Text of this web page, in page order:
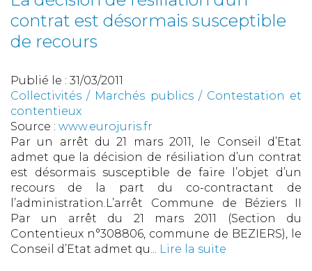
contrat est désormais susceptible
de recours
Publié le : 31/03/2011
Collectivités / Marchés publics/ Contestation et
contentieux
Source : www.eurojuris.fr
Par un arrêt du 21 mars 2011, le Conseil d’Etat
admet que la décision de résiliation d’un contrat
est désormais susceptible de faire l’objet d’un
recours de la part du co-contractant de
l’administration.L’arrêt Commune de Béziers II
Par un arrêt du 21 mars 2011 (Section du
Contentieux n°308806, commune de BEZIERS), le
Conseil d’Etat admet qu... Lire la suite